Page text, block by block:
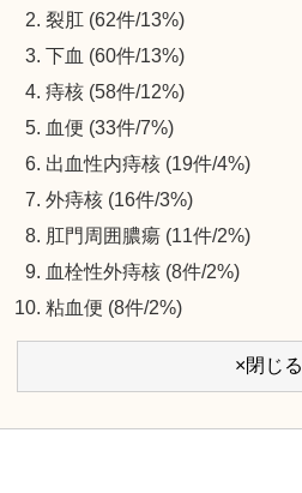
裂肛 (62件/13%)
下血 (60件/13%)
痔核 (58件/12%)
血便 (33件/7%)
出血性内痔核 (19件/4%)
外痔核 (16件/3%)
肛門周囲膿瘍 (11件/2%)
血栓性外痔核 (8件/2%)
粘血便 (8件/2%)
×閉じる